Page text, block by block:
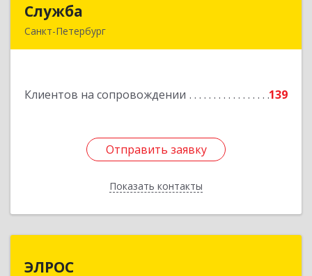
Служба
Санкт-Петербург
Клиентов на сопровождении 139
Отправить заявку
Показать контакты
Подробнее
Отправить заявку
Назад
ЭЛРОС